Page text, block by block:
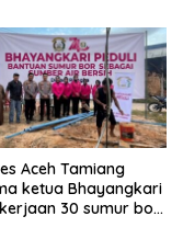
Aceh Tamiang
ketua Bhayangkari
30 sumur bor